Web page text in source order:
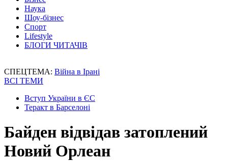
Наука
Шоу-бізнес
Спорт
Lifestyle
БЛОГИ ЧИТАЧІВ
СПЕЦТЕМА: Війна в Ірані
ВСІ ТЕМИ
Вступ України в ЄС
Теракт в Барселоні
Байден відвідав затоплений
Новий Орлеан